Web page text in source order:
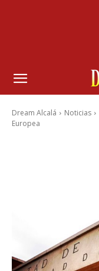
Dream Alcalá Noticias
Europea